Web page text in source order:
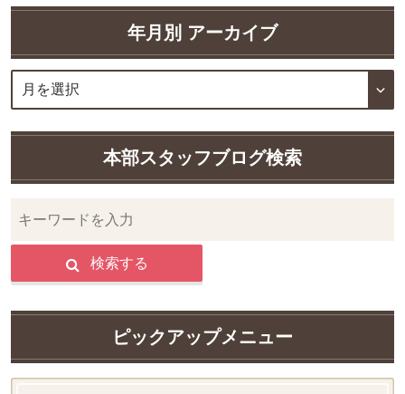
年月別 アーカイブ
本部スタッフブログ検索
検索する
ピックアップメニュー